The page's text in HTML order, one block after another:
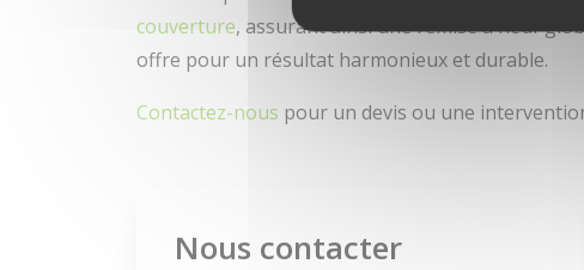
couverture, assurant ainsi une remise à neuf
offre pour un résultat harmonieux et durable.
Contactez-nous pour un devis ou une
Nous contacter